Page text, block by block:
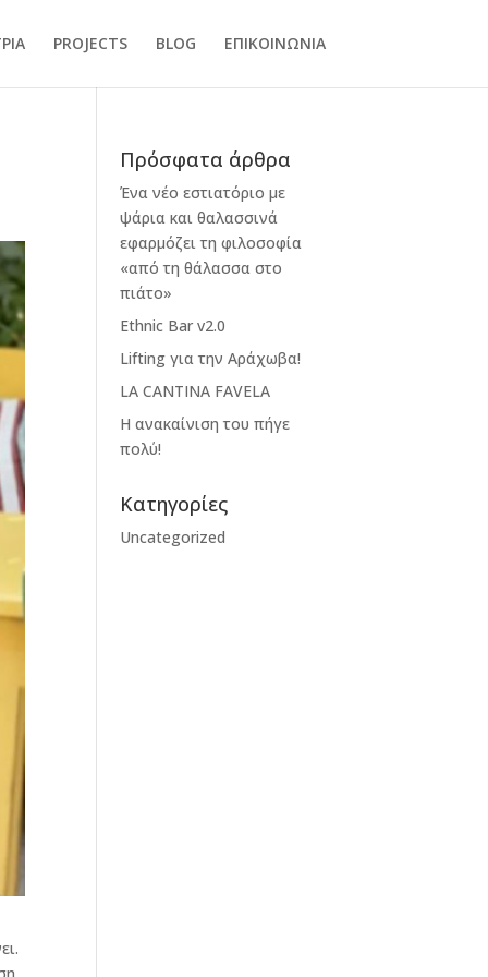
PROJECTS BLOG ΕΠΙΚΟΙΝΩΝΙΑ
Πρόσφατα άρθρα
Ένα νέο εστιατόριο με
ψάρια και θαλασσινά
εφαρμόζει τη φιλοσοφία
«από τη θάλασσα στο
πιάτο»
Ethnic Bar v2.0
Lifting για την Αράχωβα!
LA CANTINA FAVELA
Η ανακαίνιση του πήγε
πολύ!
Kατηγορίες
Uncategorized